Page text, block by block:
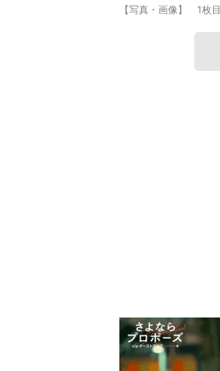
【写真・画像】 1枚目